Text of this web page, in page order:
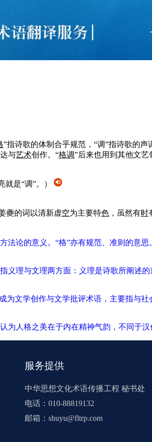
”指诗歌的体制合乎规范，“调”指诗歌的声
与艺术创作。“格调”后来也用到其他文艺
就是“调”。）
夔的词以清新虚空为主要特色 ，虽然有时
论的意义。“格”亦有规范、准则的意
理与文理两方面：义理是诗歌所阐述
文学创作与文学批评术语，主要指与
人格之美在于内在精神气韵，不同于
服务提供
中华思想文化术语传播工程 秘书处
电话：010-88819132
邮箱：shuyu@fltrp.com